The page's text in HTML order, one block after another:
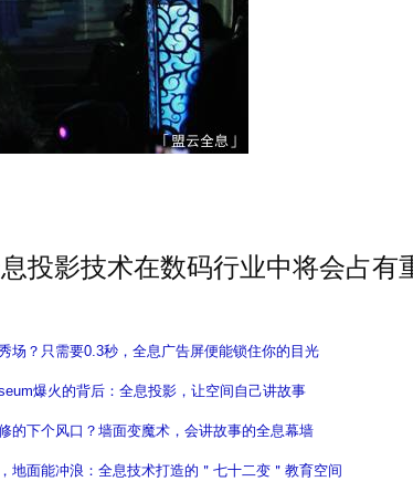
投影技术在数码行业中将会占有
场？只需要0.3秒，全息广告屏便能锁住你的目光
爆火的背后：全息投影，让空间自己讲故事
的下个风口？墙面变魔术，会讲故事的全息幕墙
地面能冲浪：全息技术打造的＂七十二变＂教育空间